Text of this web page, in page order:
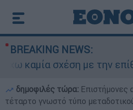
BREAKING NEWS:
σχέση με την επίθεση»
δημοφιλές τώρα: Επιστήμονες
τέταρτο γνωστό τύπο